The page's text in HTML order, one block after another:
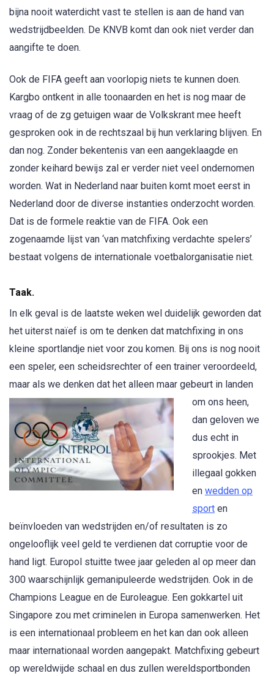
bijna nooit waterdicht vast te stellen is aan de hand van
wedstrijdbeelden. De KNVB komt dan ook niet verder dan
aangifte te doen.
Ook de FIFA geeft aan voorlopig niets te kunnen doen.
Kargbo ontkent in alle toonaarden en het is nog maar de
vraag of de zg getuigen waar de Volkskrant mee heeft
gesproken ook in de rechtszaal bij hun verklaring blijven. En
dan nog. Zonder bekentenis van een aangeklaagde en
zonder keihard bewijs zal er verder niet veel ondernomen
worden. Wat in Nederland naar buiten komt moet eerst in
Nederland door de diverse instanties onderzocht worden.
Dat is de formele reaktie van de FIFA. Ook een
zogenaamde lijst van ‘van matchfixing verdachte spelers’
bestaat volgens de internationale voetbalorganisatie niet.
Taak.
In elk geval is de laatste weken wel duidelijk geworden dat
het uiterst naïef is om te denken dat matchfixing in ons
kleine sportlandje niet voor zou komen. Bij ons is nog nooit
een speler, een scheidsrechter of een trainer veroordeeld,
maar als we denken dat het alleen maar gebeurt in landen
om ons heen,
dan geloven we
dus echt in
sprookjes. Met
illegaal gokken
en wedden op
sport en
beïnvloeden van wedstrijden en/of resultaten is zo
ongelooflijk veel geld te verdienen dat corruptie voor de
hand ligt. Europol stuitte twee jaar geleden al op meer dan
300 waarschijnlijk gemanipuleerde wedstrijden. Ook in de
Champions League en de Euroleague. Een gokkartel uit
Singapore zou met criminelen in Europa samenwerken. Het
is een internationaal probleem en het kan dan ook alleen
maar internationaal worden aangepakt. Matchfixing gebeurt
op wereldwijde schaal en dus zullen wereldsportbonden